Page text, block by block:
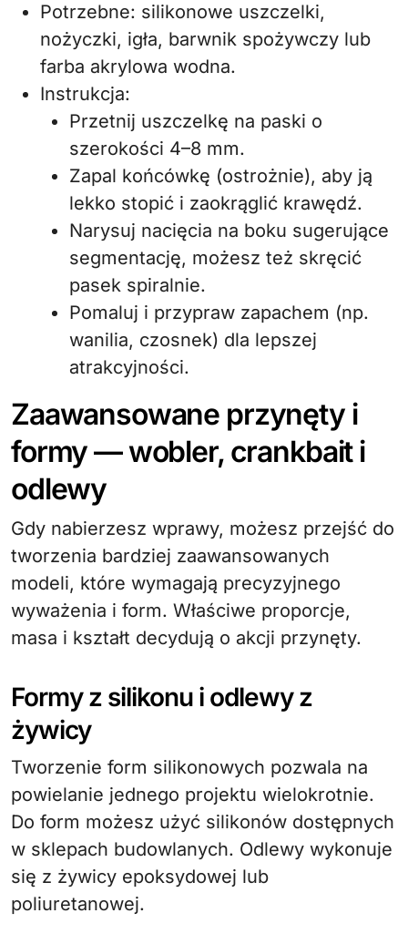
Potrzebne: silikonowe uszczelki,
nożyczki, igła, barwnik spożywczy lub
farba akrylowa wodna.
Instrukcja:
Przetnij uszczelkę na paski o
szerokości 4–8 mm.
Zapal końcówkę (ostrożnie), aby ją
lekko stopić i zaokrąglić krawędź.
Narysuj nacięcia na boku sugerujące
segmentację, możesz też skręcić
pasek spiralnie.
Pomaluj i przypraw zapachem (np.
wanilia, czosnek) dla lepszej
atrakcyjności.
Zaawansowane przynęty i
formy — wobler, crankbait i
odlewy
Gdy nabierzesz wprawy, możesz przejść do
tworzenia bardziej zaawansowanych
modeli, które wymagają precyzyjnego
wyważenia i form. Właściwe proporcje,
masa i kształt decydują o akcji przynęty.
Formy z silikonu i odlewy z
żywicy
Tworzenie form silikonowych pozwala na
powielanie jednego projektu wielokrotnie.
Do form możesz użyć silikonów dostępnych
w sklepach budowlanych. Odlewy wykonuje
się z żywicy epoksydowej lub
poliuretanowej.